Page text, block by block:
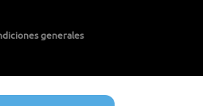
generales